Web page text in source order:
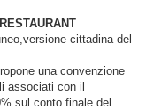
cittadina del
una convenzione
associati con il
sul conto finale del